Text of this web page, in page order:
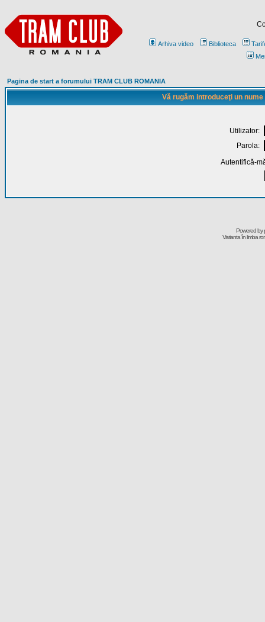
Arhiva video Biblioteca
Pagina de start a forumului TRAM CLUB ROMANIA
Vă rugăm introduceţi un
Utilizator:
Parola:
Autentifică-
Powered by
Varianta în limba